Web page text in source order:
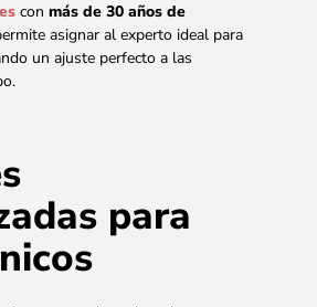
con más de 30 años de
asignar al experto ideal para
un ajuste perfecto a las
para